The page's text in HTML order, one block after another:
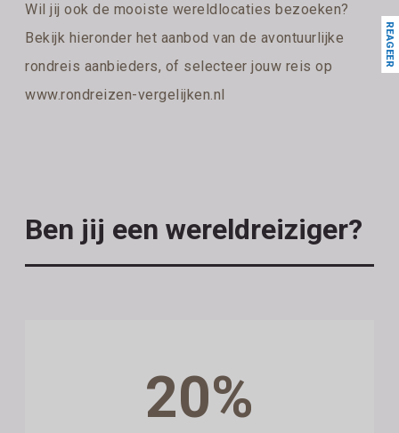
Wil jij ook de mooiste wereldlocaties bezoeken?
Bekijk hieronder het aanbod van de avontuurlijke
rondreis aanbieders, of selecteer jouw reis op
www.rondreizen-vergelijken.nl
Ben jij een wereldreiziger?
20%
REAGEER